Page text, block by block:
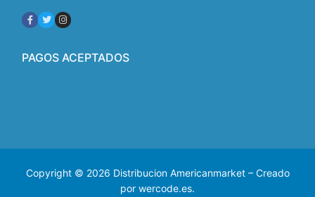
PAGOS ACEPTADOS
Copyright © 2026 Distribucion Americanmarket – Creado
por wercode.es.